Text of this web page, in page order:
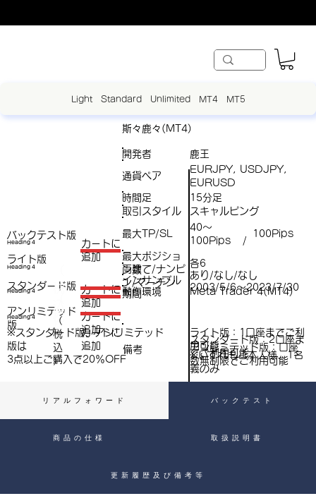
Light Standard Unlimited MT4 MT5
バックテスト版
スタンダード版
アンリミテッド
版
斯々鹿々(MT4)
開発者 鹿王
最大ポジショ
ン数
各6
Heading 4
​カートに
追加
税
込
）
Heading 4
​カートに
追加
Heading 4
税
込
）
​カートに
追加
Heading 4
（
税
込
）
​カートに
追加
ライト版
EURJPY, USDJPY,
EURUSD
通貨ペア
取引スタイル スキャルピング
最大TP/SL
40～
100Pips
/
100Pips
両建て/ナンピ
ン/マーチン
あり/なし/なし
インサンプル
期間
2003/5/6～2023/7/30
動作環境 Meta Trader 4(MT4)
時間足 15分足
備考
ライト版：1口座までご利
用可能
スタンダード版：2口座ま
でご利用可能
アンリミテッド版：口座
数無制限でご利用可能
※いずれもご本人様、1名
義のみ
※スタンダード版、アンリミテッド
版は
3点以上ご購入で​20％OFF
リアルフォワード バックテスト
商品の仕様 取扱説明書
更新履歴及び備考等